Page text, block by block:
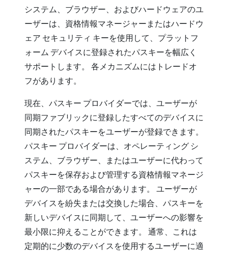
システム、ブラウザー、およびハードウェアのユ
ーザーは、資格情報マネージャーまたはハードウ
ェア セキュリティ キーを使用して、プラットフ
ォーム デバイスに登録されたパスキーを幅広く
サポートします。 各メカニズムにはトレードオ
フがあります。
現在、パスキー プロバイダーでは、ユーザーが
同期ファブリックに登録したすべてのデバイスに
同期されたパスキーをユーザーが登録できます。
パスキー プロバイダーは、オペレーティング シ
ステム、ブラウザー、またはユーザーに代わって
パスキーを保存および管理する資格情報マネージ
ャーの一部である場合があります。 ユーザーが
デバイスを紛失または交換した場合、パスキーを
新しいデバイスに同期して、ユーザーへの影響を
最小限に抑えることができます。 通常、これは
定期的に少数のデバイスを使用するユーザーに適